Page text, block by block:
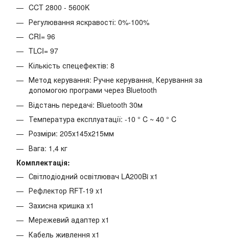
CCT 2800 - 5600K
Регулювання яскравості: 0%-100%
CRI= 96
TLCI= 97
Кількість спецефектів: 8
Метод керування: Ручне керування, Керування за
допомогою програми через Bluetooth
Відстань передачі: Bluetooth 30м
Температура експлуатації: -10 ° C ~ 40 ° C
Розміри: 205х145х215мм
Вага: 1,4 кг
Комплектація:
Світлодіодний освітлювач LA200Bi x1
Рефлектор RFT-19 x1
Захисна кришка x1
Мережевий адаптер x1
Кабель живлення x1